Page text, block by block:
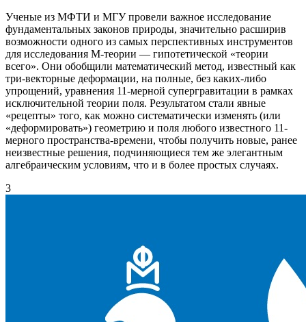
Ученые из МФТИ и МГУ провели важное исследование
фундаментальных законов природы, значительно расширив
возможности одного из самых перспективных инструментов
для исследования М-теории — гипотетической «теории
всего». Они обобщили математический метод, известный как
три-векторные деформации, на полные, без каких-либо
упрощений, уравнения 11-мерной супергравитации в рамках
исключительной теории поля. Результатом стали явные
«рецепты» того, как можно систематически изменять (или
«деформировать») геометрию и поля любого известного 11-
мерного пространства-времени, чтобы получить новые, ранее
неизвестные решения, подчиняющиеся тем же элегантным
алгебраическим условиям, что и в более простых случаях.
3